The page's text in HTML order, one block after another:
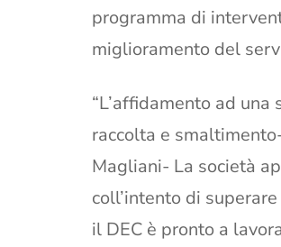
programma di
miglioramento del
“L’affidamento ad
raccolta e
Magliani- La società
coll’intento di
il DEC è pronto a